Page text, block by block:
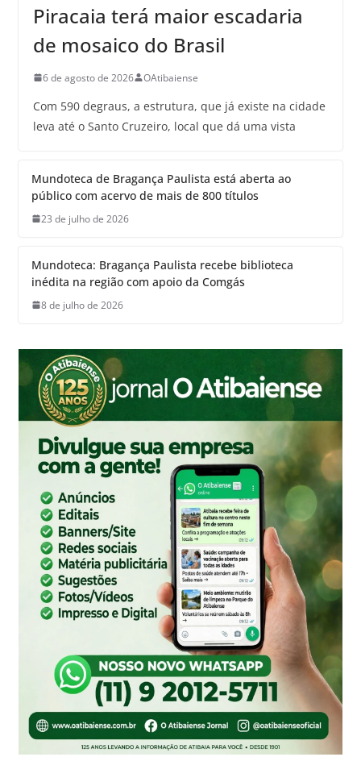
Piracaia terá maior escadaria
de mosaico do Brasil
6 de agosto de 2026 OAtibaiense
Com 590 degraus, a estrutura, que já existe na cidade
leva até o Santo Cruzeiro, local que dá uma vista
Mundoteca de Bragança Paulista está aberta ao
público com acervo de mais de 800 títulos
23 de julho de 2026
Mundoteca: Bragança Paulista recebe biblioteca
inédita na região com apoio da Comgás
8 de julho de 2026